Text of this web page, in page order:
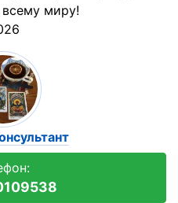
миру!